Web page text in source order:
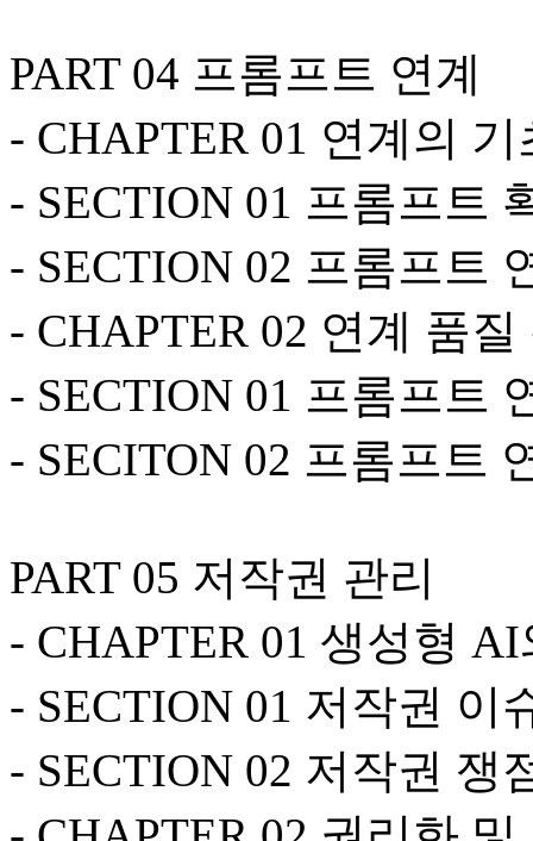
PART 04 프롬프트 연계
- CHAPTER 01 연계의
- SECTION 01 프롬프트
- SECTION 02 프롬프트
- CHAPTER 02 연계 품질
- SECTION 01 프롬프트
- SECITON 02 프롬프트
PART 05 저작권 관리
- CHAPTER 01 생성형
- SECTION 01 저작권 이
- SECTION 02 저작권 쟁